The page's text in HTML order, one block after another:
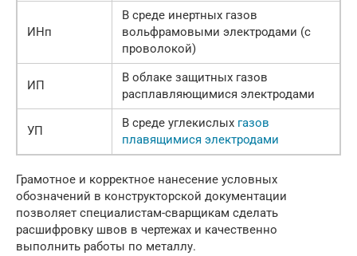
ИНп
В среде инертных газов
вольфрамовыми электродами (с
проволокой)
ИП
В облаке защитных газов
расплавляющимися электродами
УП
В среде углекислых газов
плавящимися электродами
Грамотное и корректное нанесение условных
обозначений в конструкторской документации
позволяет специалистам-сварщикам сделать
расшифровку швов в чертежах и качественно
выполнить работы по металлу.